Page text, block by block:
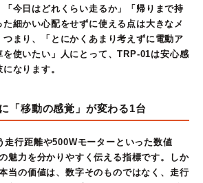
「今日はどれくらい走るか」「帰りまで持
た細かい心配をせずに使える点は大きなメ
つまり、「とにかくあまり考えずに電動ア
を使いたい」人にとって、TRP-01は安心感
なります。
「移動の感覚」が変わる1台
走行距離や500Wモーターといった数値
魅力を分かりやすく伝える指標です。しか
当の価値は、数字そのものではなく、走行